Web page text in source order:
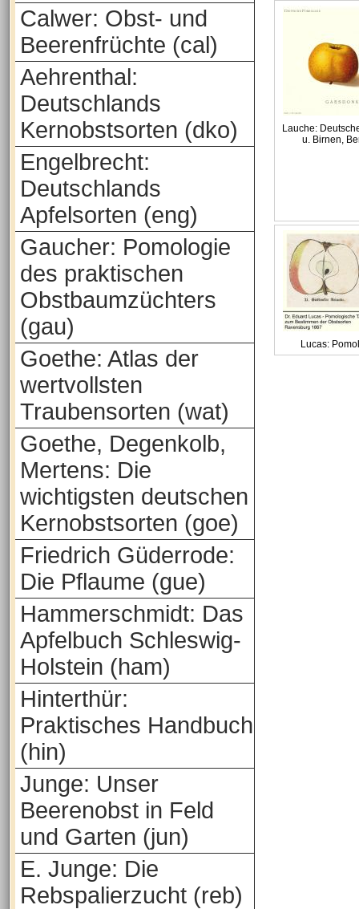
Calwer: Obst- und
Beerenfrüchte (cal)
Aehrenthal:
Deutschlands
Kernobstsorten (dko)
Engelbrecht:
Deutschlands
Apfelsorten (eng)
Gaucher: Pomologie
des praktischen
Obstbaumzüchters
(gau)
Goethe: Atlas der
wertvollsten
Traubensorten (wat)
Goethe, Degenkolb,
Mertens: Die
wichtigsten deutschen
Kernobstsorten (goe)
Friedrich Güderrode:
Die Pflaume (gue)
Hammerschmidt: Das
Apfelbuch Schleswig-
Holstein (ham)
Hinterthür:
Praktisches Handbuch
(hin)
Junge: Unser
Beerenobst in Feld
und Garten (jun)
E. Junge: Die
Rebspalierzucht (reb)
Lauche:
u. Birnen,
Lucas: